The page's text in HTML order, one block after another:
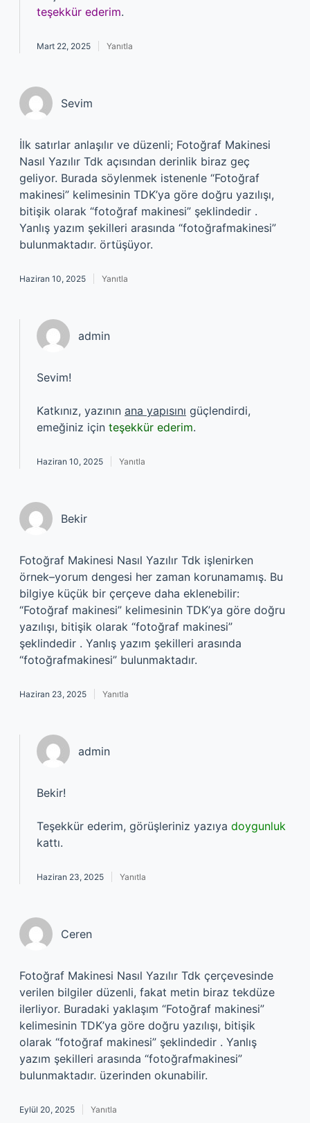
teşekkür ederim.
Mart 22, 2025 Yanıtla
Sevim
İlk satırlar anlaşılır ve düzenli; Fotoğraf Makinesi
Nasıl Yazılır Tdk açısından derinlik biraz geç
geliyor. Burada söylenmek istenenle “Fotoğraf
makinesi” kelimesinin TDK’ya göre doğru yazılışı,
bitişik olarak “fotoğraf makinesi” şeklindedir .
Yanlış yazım şekilleri arasında “fotoğrafmakinesi”
bulunmaktadır. örtüşüyor.
Haziran 10, 2025 Yanıtla
admin
Sevim!
Katkınız, yazının ana yapısını güçlendirdi,
emeğiniz için teşekkür ederim.
Haziran 10, 2025 Yanıtla
Bekir
Fotoğraf Makinesi Nasıl Yazılır Tdk işlenirken
örnek–yorum dengesi her zaman korunamamış. Bu
bilgiye küçük bir çerçeve daha eklenebilir:
“Fotoğraf makinesi” kelimesinin TDK’ya göre doğru
yazılışı, bitişik olarak “fotoğraf makinesi”
şeklindedir . Yanlış yazım şekilleri arasında
“fotoğrafmakinesi” bulunmaktadır.
Haziran 23, 2025 Yanıtla
admin
Bekir!
Teşekkür ederim, görüşleriniz yazıya doygunluk
kattı.
Haziran 23, 2025 Yanıtla
Ceren
Fotoğraf Makinesi Nasıl Yazılır Tdk çerçevesinde
verilen bilgiler düzenli, fakat metin biraz tekdüze
ilerliyor. Buradaki yaklaşım “Fotoğraf makinesi”
kelimesinin TDK’ya göre doğru yazılışı, bitişik
olarak “fotoğraf makinesi” şeklindedir . Yanlış
yazım şekilleri arasında “fotoğrafmakinesi”
bulunmaktadır. üzerinden okunabilir.
Eylül 20, 2025 Yanıtla